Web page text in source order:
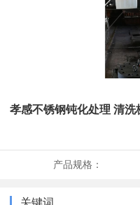
孝感不锈钢钝化处理 清
产品规格：
关键词